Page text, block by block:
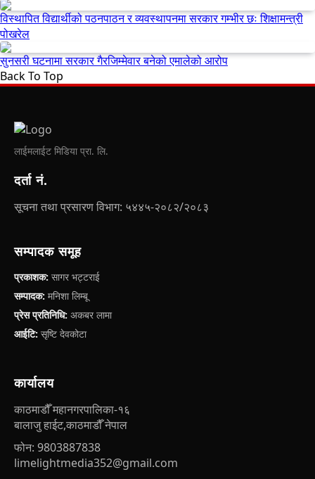
विस्थापित विद्यार्थीको पठनपाठन र व्यवस्थापनमा सरकार गम्भीर छः शिक्षामन्त्री
पोखरेल
सुनसरी घटनामा सरकार गैरजिम्मेवार बनेको एमालेको आरोप
Back To Top
लाईमलाईट मिडिया प्रा. लि.
दर्ता नं.
सूचना तथा प्रसारण विभाग: ५४४५-२०८२/२०८३
सम्पादक समूह
प्रकाशक: सागर भट्टराई
सम्पादक: मनिशा लिम्बू
प्रेस प्रतिनिधि: अकबर लामा
आईटि: सृष्टि देवकोटा
कार्यालय
काठमाडौँ महानगरपालिका-१६
बालाजु हाईट,काठमाडौँ नेपाल
फोन: 9803887838
limelightmedia352@gmail.com